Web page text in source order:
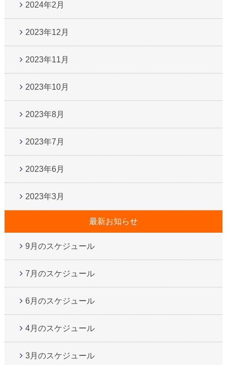
2024年2月
2023年12月
2023年11月
2023年10月
2023年8月
2023年7月
2023年6月
2023年3月
最新お知らせ
9月のスケジュール
7月のスケジュール
6月のスケジュール
4月のスケジュール
3月のスケジュール